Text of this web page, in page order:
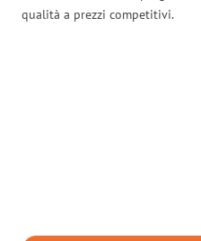
qualità a prezzi competitivi.